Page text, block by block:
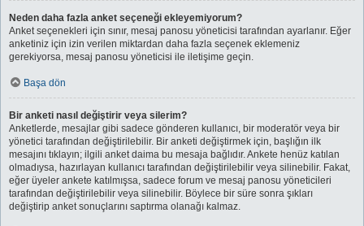
Neden daha fazla anket seçeneği ekleyemiyorum?
Anket seçenekleri için sınır, mesaj panosu yöneticisi tarafından ayarlanır. Eğer
anketiniz için izin verilen miktardan daha fazla seçenek eklemeniz
gerekiyorsa, mesaj panosu yöneticisi ile iletişime geçin.
Başa dön
Bir anketi nasıl değiştirir veya silerim?
Anketlerde, mesajlar gibi sadece gönderen kullanıcı, bir moderatör veya bir
yönetici tarafından değiştirilebilir. Bir anketi değiştirmek için, başlığın ilk
mesajını tıklayın; ilgili anket daima bu mesaja bağlıdır. Ankete henüz katılan
olmadıysa, hazırlayan kullanıcı tarafından değiştirilebilir veya silinebilir. Fakat,
eğer üyeler ankete katılmışsa, sadece forum ve mesaj panosu yöneticileri
tarafından değiştirilebilir veya silinebilir. Böylece bir süre sonra şıkları
değiştirip anket sonuçlarını saptırma olanağı kalmaz.